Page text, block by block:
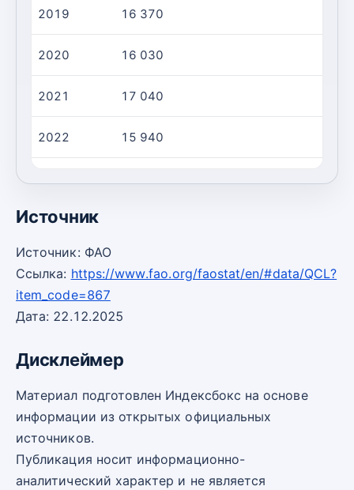
2019 16 370
2020 16 030
2021 17 040
2022 15 940
Источник
Источник: ФАО
Ссылка: https://www.fao.org/faostat/en/#data/QCL?
item_code=867
Дата: 22.12.2025
Дисклеймер
Материал подготовлен Индексбокс на основе
информации из открытых официальных
источников.
Публикация носит информационно-
аналитический характер и не является